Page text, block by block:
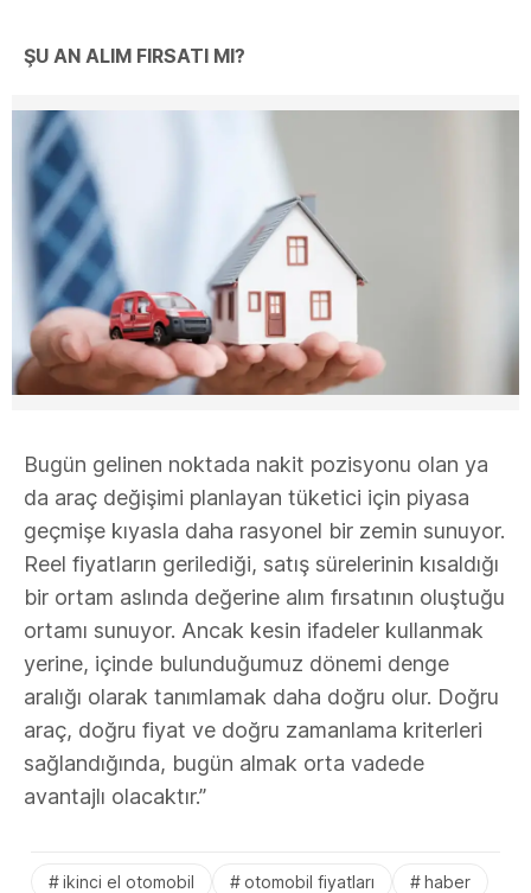
ŞU AN ALIM FIRSATI MI?
Bugün gelinen noktada nakit pozisyonu olan ya
da araç değişimi planlayan tüketici için piyasa
geçmişe kıyasla daha rasyonel bir zemin sunuyor.
Reel fiyatların gerilediği, satış sürelerinin kısaldığı
bir ortam aslında değerine alım fırsatının oluştuğu
ortamı sunuyor. Ancak kesin ifadeler kullanmak
yerine, içinde bulunduğumuz dönemi denge
aralığı olarak tanımlamak daha doğru olur. Doğru
araç, doğru fiyat ve doğru zamanlama kriterleri
sağlandığında, bugün almak orta vadede
avantajlı olacaktır.”
ikinci el otomobil otomobil fiyatları haber